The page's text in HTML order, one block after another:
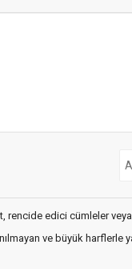
rencide edici cümleler
ve büyük harflerle